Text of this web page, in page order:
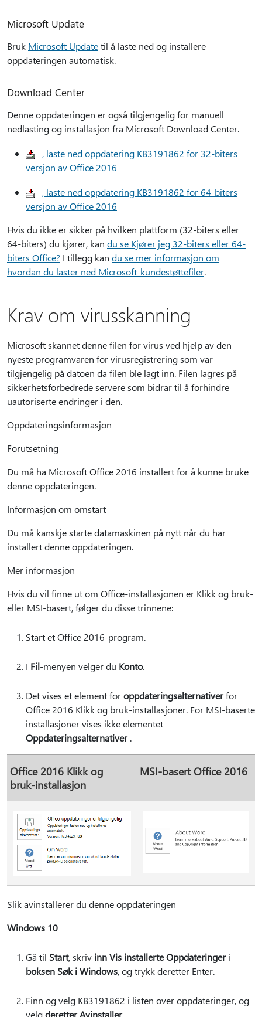
Microsoft Update
Bruk Microsoft Updatetil å laste ned og installere
oppdateringen automatisk.
Download Center
Denne oppdateringen er også tilgjengelig for manuell
nedlasting og installasjon fra Microsoft Download Center.
, laste ned oppdatering KB3191862 for 32-biters
versjon av Office 2016
, laste ned oppdatering KB3191862 for 64-biters
versjon av Office 2016
Hvis du ikke er sikker på hvilken plattform (32-biters eller
64-biters) du kjører, kan du se Kjører jeg 32-biters eller 64-
biters Office? I tillegg kan du se mer informasjon om
hvordan du laster ned Microsoft-kundestøttefiler.
Krav om virusskanning
Microsoft skannet denne filen for virus ved hjelp av den
nyeste programvaren for virusregistrering som var
tilgjengelig på datoen da filen ble lagt inn. Filen lagres på
sikkerhetsforbedrede servere som bidrar til å forhindre
uautoriserte endringer i den.
Oppdateringsinformasjon
Forutsetning
Du må ha Microsoft Office 2016 installert for å kunne bruke
denne oppdateringen.
Informasjon om omstart
Du må kanskje starte datamaskinen på nytt når du har
installert denne oppdateringen.
Mer informasjon
Hvis du vil finne ut om Office-installasjonen er Klikk og bruk-
eller MSI-basert, følger du disse trinnene:
Start et Office 2016-program.
I Fil-menyen velger du Konto.
Det vises et element foroppdateringsalternativerfor
Office 2016 Klikk og bruk-installasjoner. For MSI-baserte
installasjoner vises ikke elementet
Oppdateringsalternativer.
Office 2016 Klikk og
bruk-installasjon
MSI-basert Office 2016
Slik avinstallerer du denne oppdateringen
Windows 10
Gå til Start, skriv inn Vis installerte Oppdateringeri
boksen Søk i Windows, og trykk deretter Enter.
Finn og velg KB3191862 i listen over oppdateringer, og
velgderetter Avinstaller.